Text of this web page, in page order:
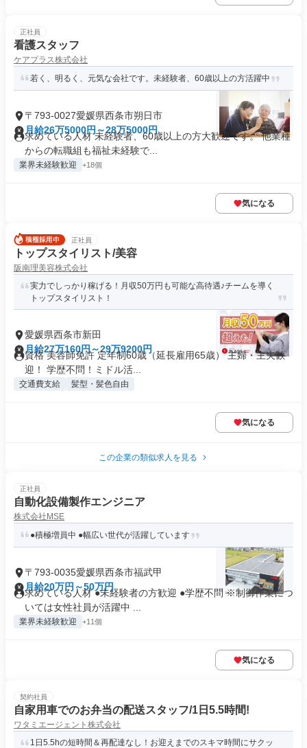
正社員
看護スタッフ
ケアプラス株式会社
若く、明るく、元気な会社です。未経験者、60歳以上の方活躍中
〒793-0027愛媛県西条市朔日市
月給26万5000円～28万5000円
求めている人材 未経験者、60歳以上の方大歓迎です。 他業種
からの転職組も福祉未経験で...
業界未経験歓迎 +18個
気になる
正社員
トップスタイリスト/美容
阪南理美容株式会社
実力でしっかり稼げる！月収50万円も可能な高待遇♪チームを導く
トップスタイリスト！
愛媛県西条市新田
月給27万160円～29万9200円
資格 美容師免許 定年制60歳（延長雇用65歳） 主婦・主夫歓
迎！ 学歴不問！ミドル活...
交通費支給 髪型・髪色自由
気になる
この企業の類似求人を見る
正社員
自動化設備製作エンジニア
株式会社MSE
●積極増員中 ●幅広い世代が活躍しています
〒793-0035愛媛県西条市福武甲
月給20万円～50万円
求めている人材 ●未経験者の方歓迎 ●学歴不問 ※制御作業につ
いては女性社員が活躍中 ...
業界未経験歓迎 +11個
気になる
契約社員
自家用車でのお弁当の配送スタッフ/1日5.5時間!
ワタミエージェント株式会社
1日5.5hの短時間＆再配達なし！お迎えまでのスキマ時間にサクッ